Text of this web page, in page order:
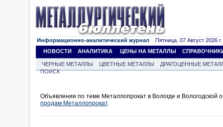
Информационно-аналитический журнал Пятница, 07 Август 2026 г.
НОВОСТИ
АНАЛИТИКА ЦЕНЫ НА МЕТАЛЛЫ
ЧЕРНЫЕ МЕТАЛЛЫ ЦВЕТНЫЕ МЕТАЛЛЫ
ДРАГОЦЕННЫЕ
ПОИСК
Объявления по теме Металлопрокат в Вологде и Вологодской
продам Металлопрокат.